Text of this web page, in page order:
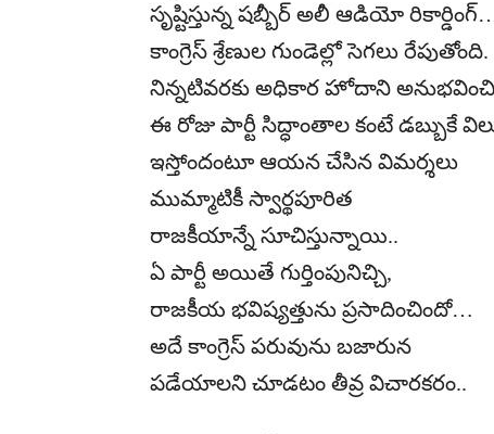
సృష్టిస్తున్న షబ్బీర్ అలీ ఆడియో
కాంగ్రెస్ శ్రేణుల గుండెల్లో సెగలు రేపుతోంది.
నిన్నటివరకు అధికార హోదాని
ఈ రోజు పార్టీ సిద్ధాంతాల కంటే డబ్బుకే
ఇస్తోందంటూ ఆయన చేసిన విమర్శలు
ముమ్మాటికీ స్వార్థపూరిత
రాజకీయాన్నే సూచిస్తున్నాయి..
ఏ పార్టీ అయితే గుర్తింపునిచ్చి,
రాజకీయ భవిష్యత్తును ప్రసాదించిందో…
అదే కాంగ్రెస్ పరువును బజారున
పడేయాలని చూడటం తీవ్ర విచారకరం..